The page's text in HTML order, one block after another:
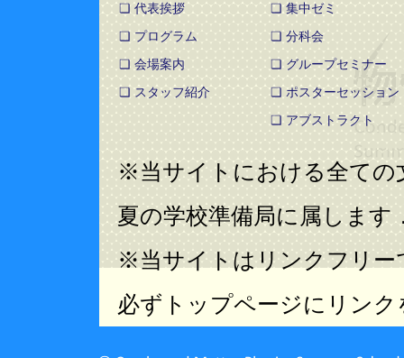
❏ 代表挨拶 ❏ 集中ゼミ
❏ プログラム ❏ 分科会
❏ 会場案内 ❏ グループセミナー
❏ スタッフ紹介 ❏ ポスターセッション
❏ アブストラクト
※当サイトにおける全ての
夏の学校準備局に属します
※当サイトはリンクフリー
必ずトップページにリン